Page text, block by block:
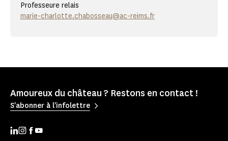
Professeure relais
marie-charlotte.chabosseau@ac-reims.fr
Amoureux du château ? Restons en contact !
S'abonner à l'infolettre